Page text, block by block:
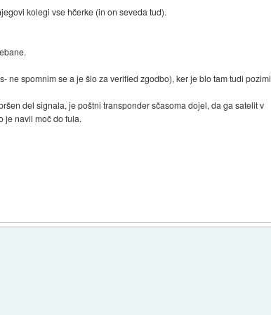
kolegi vse hčerke (in on seveda tud).
spomnim se a je šlo za verified zgodbo), ker je blo tam tudi pozimi
del signala, je poštni transponder sčasoma dojel, da ga satelit v
je navil moč do fula.